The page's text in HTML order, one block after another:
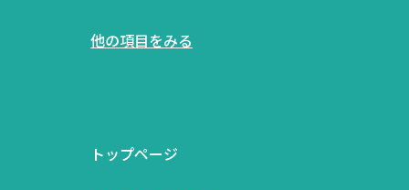
他の項目をみる
トップページ